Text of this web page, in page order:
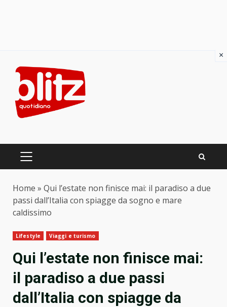
content
PRIMARY
Home » Qui l’estate non finisce mai: il paradiso a due
passi dall’Italia con spiagge da sogno e mare
caldissimo
Lifestyle Viaggi e turismo
Qui l’estate non finisce mai:
il paradiso a due passi
dall’Italia con spiagge da
×